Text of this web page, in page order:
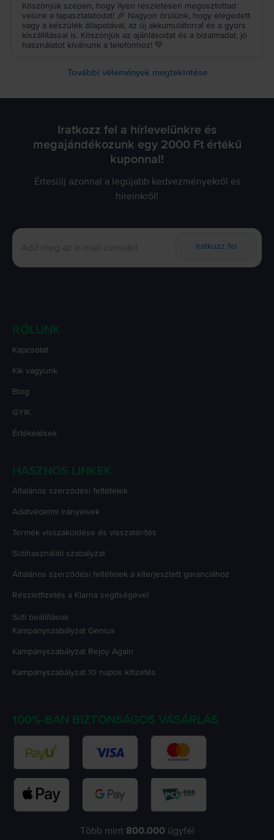
Köszönjük szépen, hogy ilyen részletesen megosztottad
velünk a tapasztalatodat! 🎉 Nagyon örülünk, hogy elégedett
vagy a készülék állapotával, az új akkumulátorral és a gyors
kiszállítással is. Köszönjük az ajánlásodat és a bizalmadat, jó
használatot kívánunk a telefonhoz! 💚
További vélemények megtekintése
Iratkozz fel a hírlevelünkre és
megajándékozunk egy 2000 Ft értékű
kuponnal!
Értesülj azonnal a legújabb kedvezményekről és
híreinkről!
Iratkozz fel
RÓLUNK
Kapcsolat
Kik vagyunk
Blog
GYIK
Értékelések
HASZNOS LINKEK
Általános szerződési feltételek
Adatvédelmi irányelvek
Termék visszaküldése és visszatérítés
Sütihasználati szabályzat
Általános szerződési feltételek a kiterjesztett garanciához
Részletfizetés a Klarna segítségével
Süti beállítások
Kampányszabályzat Genius
Kampányszabályzat Rejoy Again
Kampányszabályzat 10 napos kifizetés
100%-BAN BIZTONSÁGOS VÁSÁRLÁS
Több mint 800.000 ügyfél